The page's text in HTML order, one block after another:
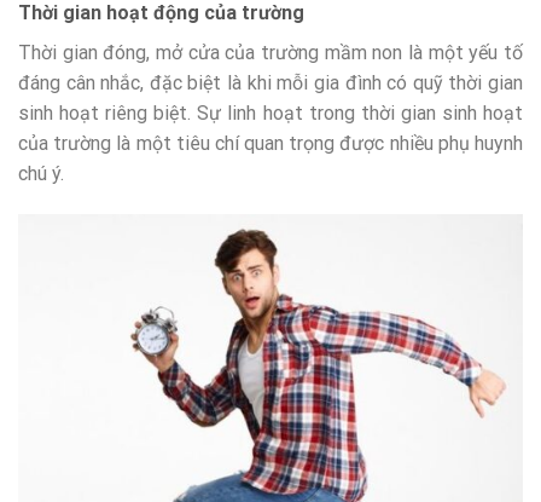
Thời gian hoạt động của trường
Thời gian đóng, mở cửa của trường mầm non là một yếu tố
đáng cân nhắc, đặc biệt là khi mỗi gia đình có quỹ thời gian
sinh hoạt riêng biệt. Sự linh hoạt trong thời gian sinh hoạt
của trường là một tiêu chí quan trọng được nhiều phụ huynh
chú ý.